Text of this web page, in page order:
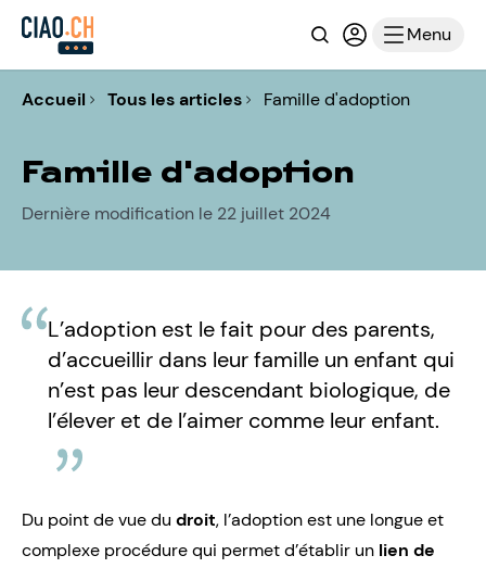
RechercheConnexion
Menu
Accueil Tous les articles Famille d'adoption
Famille d'adoption
Dernière modification le 22 juillet 2024
L’adoption est le fait pour des parents,
d’accueillir dans leur famille un enfant qui
n’est pas leur descendant biologique, de
l’élever et de l’aimer comme leur enfant.
Du point de vue du droit, l’adoption est une longue et
complexe procédure qui permet d’établir un lien de